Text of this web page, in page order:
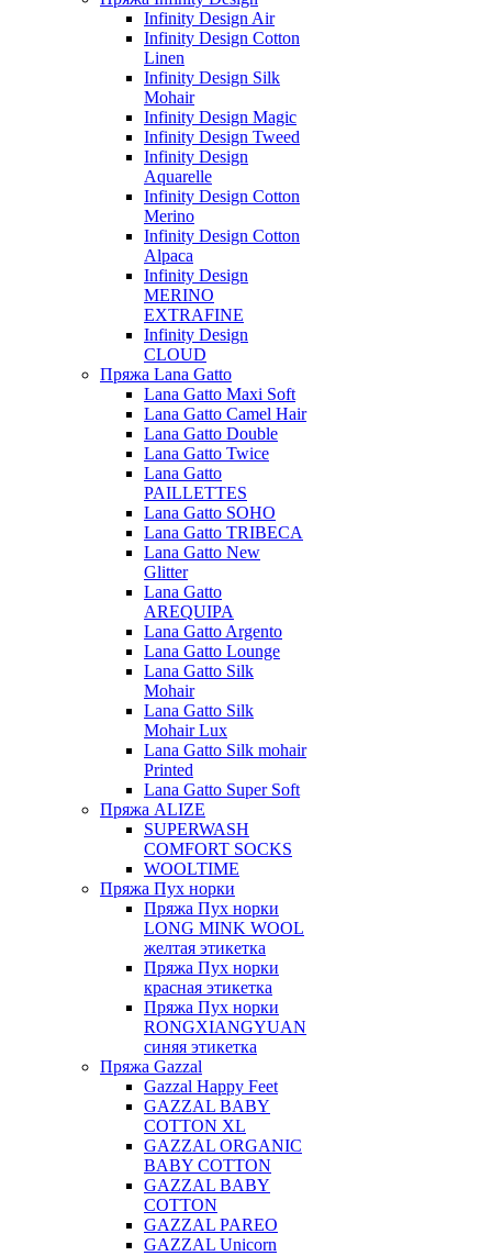
Infinity Design Air
Infinity Design Cotton
Linen
Infinity Design Silk
Mohair
Infinity Design Magic
Infinity Design Tweed
Infinity Design
Aquarelle
Infinity Design Cotton
Merino
Infinity Design Cotton
Alpaca
Infinity Design
MERINO
EXTRAFINE
Infinity Design
CLOUD
Пряжа Lana Gatto
Lana Gatto Maxi Soft
Lana Gatto Camel Hair
Lana Gatto Double
Lana Gatto Twice
Lana Gatto
PAILLETTES
Lana Gatto SOHO
Lana Gatto TRIBECA
Lana Gatto New
Glitter
Lana Gatto
AREQUIPA
Lana Gatto Argento
Lana Gatto Lounge
Lana Gatto Silk
Mohair
Lana Gatto Silk
Mohair Lux
Lana Gatto Silk mohair
Printed
Lana Gatto Super Soft
Пряжа ALIZE
SUPERWASH
COMFORT SOCKS
WOOLTIME
Пряжа Пух норки
Пряжа Пух норки
LONG MINK WOOL
желтая этикетка
Пряжа Пух норки
красная этикетка
Пряжа Пух норки
RONGXIANGYUAN
синяя этикетка
Пряжа Gazzal
Gazzal Happy Feet
GAZZAL BABY
COTTON XL
GAZZAL ORGANIC
BABY COTTON
GAZZAL BABY
COTTON
GAZZAL PAREO
GAZZAL Unicorn